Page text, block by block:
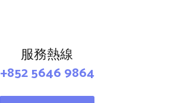
服務熱線
+852 5646 9864